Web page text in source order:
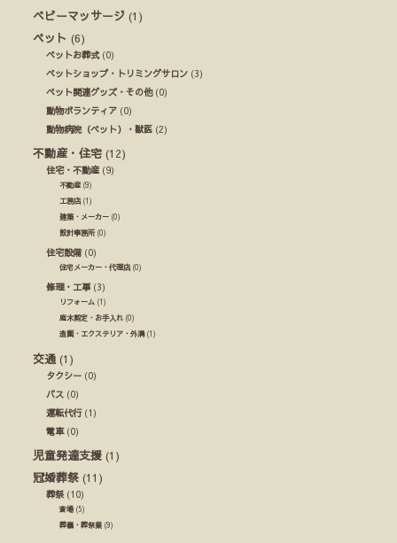
ベビーマッサージ (1)
ペット (6)
ペットお葬式(0)
ペットショップ・トリミングサロン (3)
ペット関連グッズ・その他(0)
動物ボランティア (0)
動物病院（ペット）・獣医 (2)
不動産・住宅 (12)
住宅・不動産 (9)
不動産 (9)
工務店 (1)
建築・メーカー (0)
設計事務所(0)
住宅設備(0)
住宅メーカー・代理店 (0)
修理・工事(3)
リフォーム (1)
庭木剪定・お手入れ (0)
造園・エクステリア・外溝(1)
交通(1)
タクシー (0)
バス (0)
運転代行(1)
電車(0)
児童発達支援 (1)
冠婚葬祭 (11)
葬祭(10)
斎場(5)
葬儀・葬祭業 (9)